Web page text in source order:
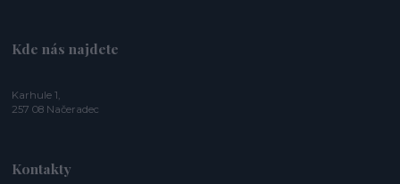
Kde nás najdete
Karhule 1,
257 08 Načeradec
Kontakty